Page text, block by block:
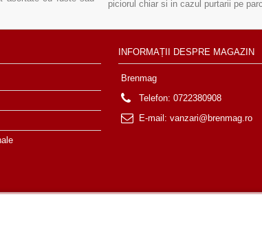
piciorul chiar si in cazul purtarii pe
INFORMAȚII DESPRE MAGAZIN
Brenmag
Telefon: 0722380908
E-mail: vanzari@brenmag.ro